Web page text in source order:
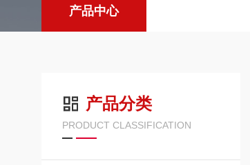
产品中心
产品分类
PRODUCT CLASSIFICATION